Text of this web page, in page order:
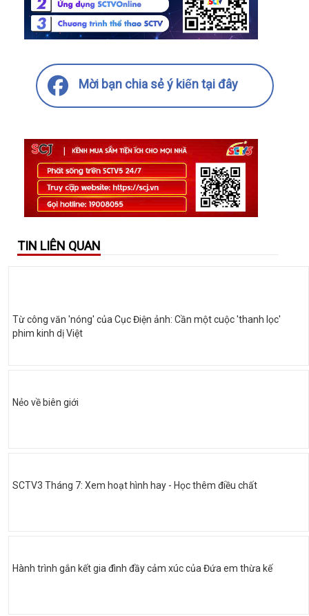
Mời bạn chia sẻ ý kiến tại đây
TIN LIÊN QUAN
Từ công văn 'nóng' của Cục Điện ảnh: Cần một cuộc 'thanh lọc'
phim kinh dị Việt
Nẻo về biên giới
SCTV3 Tháng 7: Xem hoạt hình hay - Học thêm điều chất
Hành trình gắn kết gia đình đầy cảm xúc của Đứa em thừa kế